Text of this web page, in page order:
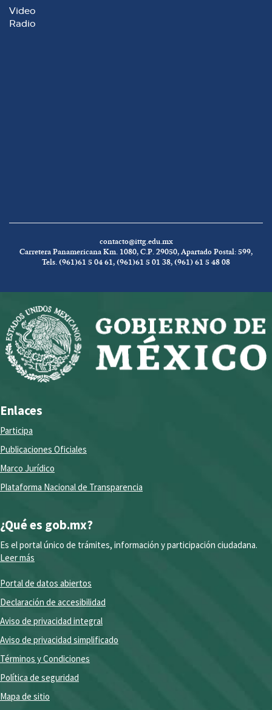
Video
Radio
contacto@ittg.edu.mx
Carretera Panamericana Km. 1080, C.P. 29050, Apartado Postal: 599,
Tels. (961)61 5 04 61, (961)61 5 01 38, (961) 61 5 48 08
Enlaces
Participa
Publicaciones Oficiales
Marco Jurídico
Plataforma Nacional de Transparencia
¿Qué es gob.mx?
Es el portal único de trámites, información y participación ciudadana.
Leer más
Portal de datos abiertos
Declaración de accesibilidad
Aviso de privacidad integral
Aviso de privacidad simplificado
Términos y Condiciones
Política de seguridad
Mapa de sitio